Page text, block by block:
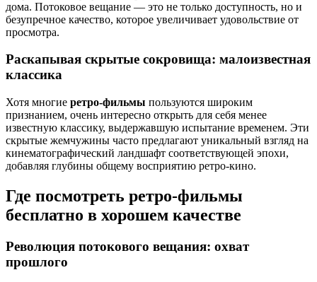
дома. Потоковое вещание — это не только доступность, но и
безупречное качество, которое увеличивает удовольствие от
просмотра.
Раскапывая скрытые сокровища: малоизвестная
классика
Хотя многие ретро-фильмы пользуются широким
признанием, очень интересно открыть для себя менее
известную классику, выдержавшую испытание временем. Эти
скрытые жемчужины часто предлагают уникальный взгляд на
кинематографический ландшафт соответствующей эпохи,
добавляя глубины общему восприятию ретро-кино.
Где посмотреть ретро-фильмы
бесплатно в хорошем качестве
Революция потокового вещания: охват
прошлого